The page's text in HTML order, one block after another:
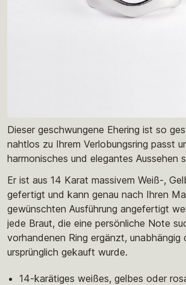
Dieser geschwungene Ehering ist so
nahtlos zu Ihrem Verlobungsring passt
harmonisches und elegantes Aussehen
Er ist aus 14 Karat massivem Weiß-,
gefertigt und kann genau nach Ihren
gewünschten Ausführung angefertigt
jede Braut, die eine persönliche Note
vorhandenen Ring ergänzt, unabhängig
ursprünglich gekauft wurde.
14-karätiges weißes, gelbes oder